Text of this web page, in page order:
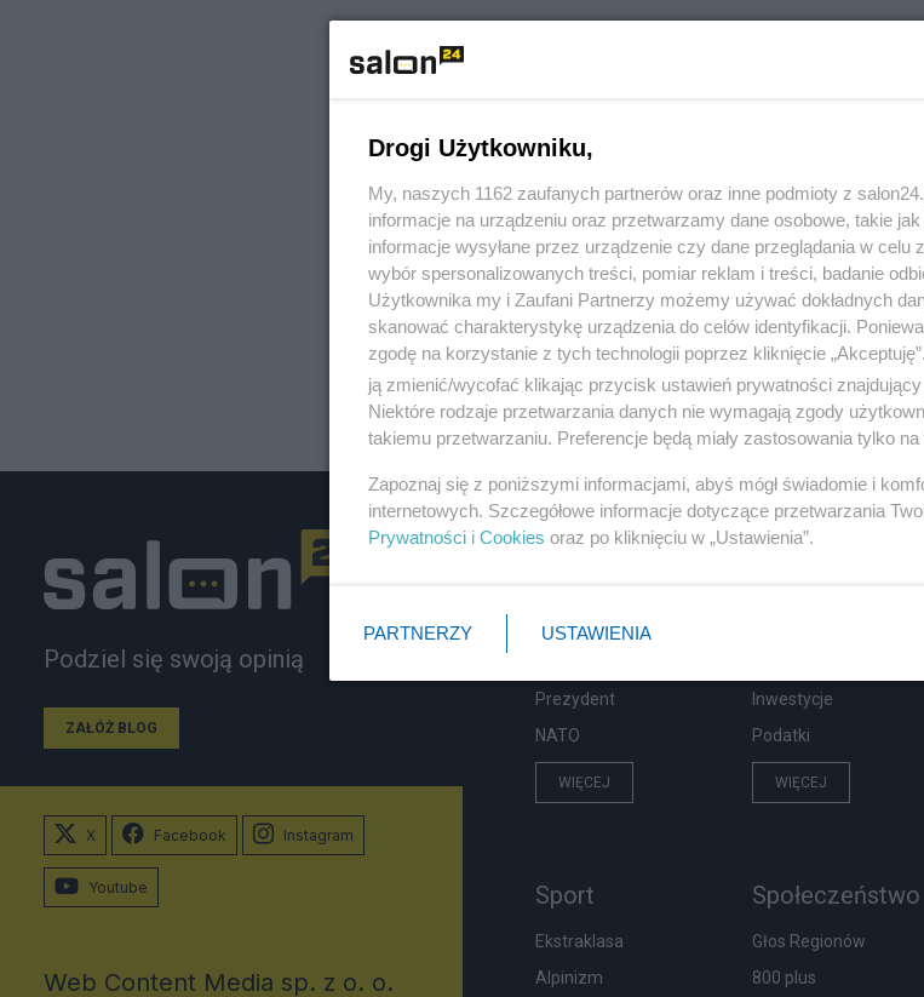
Podziel się swoją opinią
ZAŁÓŻ BLOG
Polityka
PiS
Prezydent
NATO
WIĘCEJ
Gospodarka
Inwestycje
Podatki
WIĘCEJ
Sport
Ekstraklasa
Alpinizm
Społeczeństwo
Głos Regionów
800 plus
X Facebook Instagram
Youtube
Web Content Media sp. z o. o.
Drogi Użytkowniku,
My, naszych 1162 zaufanych partnerów oraz inne podmioty z
informacje na urządzeniu oraz przetwarzamy dane osobowe, takie
informacje wysyłane przez urządzenie czy dane przeglądania w celu
wybór spersonalizowanych treści, pomiar reklam i treści, badanie
Użytkownika my i Zaufani Partnerzy możemy używać dokładnych
skanować charakterystykę urządzenia do celów identyfikacji.
zgodę na korzystanie z tych technologii poprzez kliknięcie
ją zmienić/wycofać klikając przycisk ustawień prywatności
Niektóre rodzaje przetwarzania danych nie wymagają zgody
takiemu przetwarzaniu. Preferencje będą miały zastosowania tylko na
Zapoznaj się z poniższymi informacjami, abyś mógł świadomie i
internetowych. Szczegółowe informacje dotyczące przetwarzania
Prywatności i Cookies oraz po kliknięciu w „Ustawienia”.
PARTNERZY USTAWIENIA